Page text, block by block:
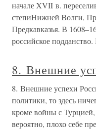
начале XVII в.
степиНижней Волги,
Предкавказья. В
российское
8. Внешние
8. Внешние успехи
политики, то здесь
кроме войны с
вероятно, плохо себе